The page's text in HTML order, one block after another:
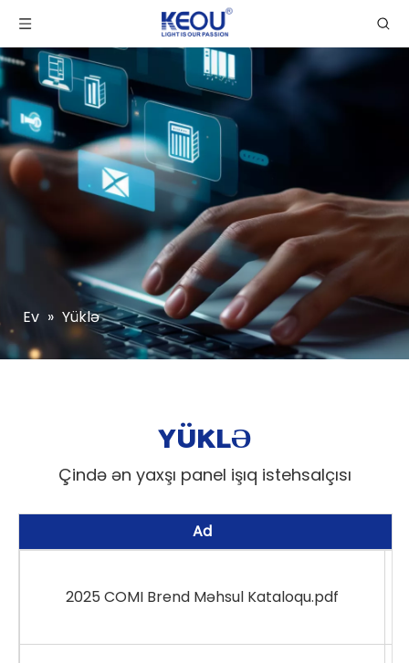
Ev » Yüklə
YÜKLƏ
Çində ən yaxşı panel işıq istehsalçısı
Ad
2025 COMI Brend Məhsul Kataloqu.pdf